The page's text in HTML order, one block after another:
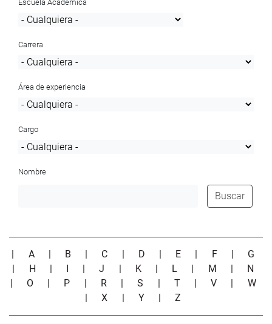
Escuela Académica
Carrera
Área de experiencia
Cargo
Nombre
Buscar
| A | B | C | D | E | F | G
| H | I |J | K | L | M | N
| O | P | R |S | T |V | W
|X | Y |Z